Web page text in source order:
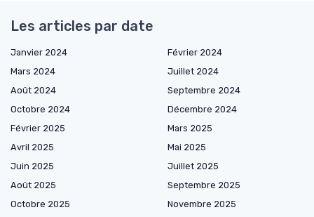
Les articles par date
Janvier 2024
Février 2024
Mars 2024
Juillet 2024
Août 2024
Septembre 2024
Octobre 2024
Décembre 2024
Février 2025
Mars 2025
Avril 2025
Mai 2025
Juin 2025
Juillet 2025
Août 2025
Septembre 2025
Octobre 2025
Novembre 2025